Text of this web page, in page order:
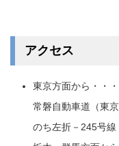
アクセス
東京方面から・・・
常磐自動車道（東
のち左折－245号線